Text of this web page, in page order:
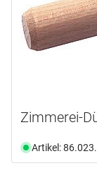
Zimmerei-
Artikel: